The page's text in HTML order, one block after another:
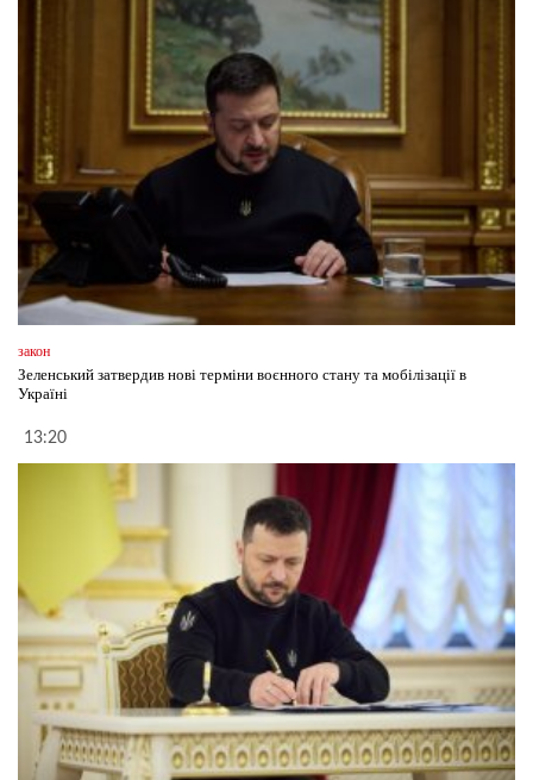
закон
Зеленський затвердив нові терміни воєнного стану та мобілізації в
Україні
13:20